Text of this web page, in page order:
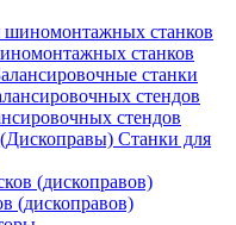
станков
станки
стендов
Станки для
(дископравов)